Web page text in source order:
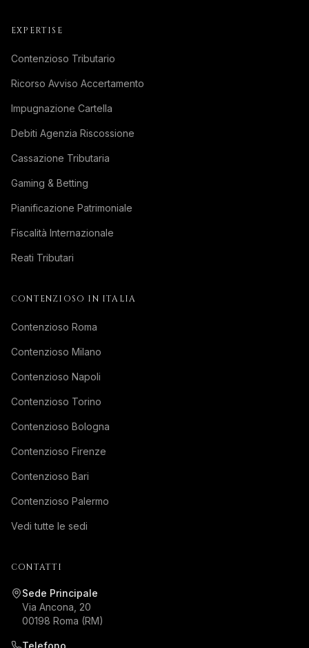
EXPERTISE
Contenzioso Tributario
Ricorso Avviso Accertamento
Impugnazione Cartella
Debiti Agenzia Riscossione
Cassazione Tributaria
Gaming & Betting
Pianificazione Patrimoniale
Fiscalità Internazionale
Reati Tributari
CONTENZIOSO IN ITALIA
Contenzioso Roma
Contenzioso Milano
Contenzioso Napoli
Contenzioso Torino
Contenzioso Bologna
Contenzioso Firenze
Contenzioso Bari
Contenzioso Palermo
Vedi tutte le sedi
CONTATTI
Sede Principale
Via Ancona, 20
00198 Roma (RM)
Telefono